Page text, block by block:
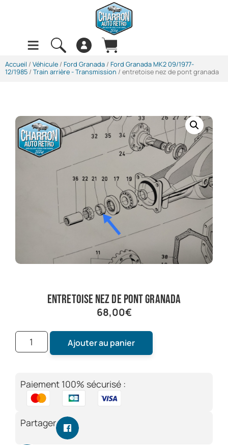
Accueil / Véhicule / Ford Granada / Ford Granada MK2 09/1977-
12/1985 / Train arrière - Transmission / entretoise nez de pont granada
entretoise nez de pont granada
68,00€
Ajouter au panier
Paiement 100% sécurisé :
Partager